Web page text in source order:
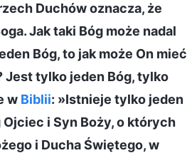
Duchów oznacza, że
Jak taki Bóg może nadal
Bóg, to jak może On mieć
Jest tylko jeden Bóg, tylko
w Biblii: »Istnieje tylko jeden
i Syn Boży, o których
i Ducha Świętego, w